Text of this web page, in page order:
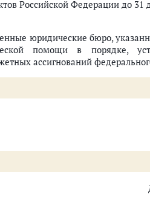
Российской Федерации до 31
юридические бюро,
помощи в порядке,
ассигнований